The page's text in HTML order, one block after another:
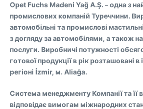
Opet Fuchs Madeni Yağ A.Ş. – одна з
промислових компаній Туреччини.
автомобільні та промислові
з догляду за автомобілями, а також
послуги. Виробничі потужності
готової продукції в рік розташовані
регіоні İzmir, м. Aliağa.
Система менеджменту Компанії та її
відповідає вимогам міжнародних